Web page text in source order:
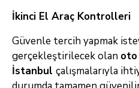
İkinci El Araç Kontrolleri
Güvenle tercih yapmak
gerçekleştirilecek olan
İstanbul çalışmalarıyla